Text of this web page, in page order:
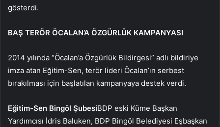
gösterdi.
BAŞ TERÖR ÖCALAN’A ÖZGÜRLÜK KAMPANYASI
2014 yılında “Öcalan’a Özgürlük Bildirgesi” adlı bildiriye
imza atan Eğitim-Sen, terör lideri Öcalan’ın serbest
bırakılması için başlatılan kampanyaya destek verdi.
Eğitim-Sen Bingöl ŞubesiBDP eski Küme Başkan
Yardımcısı İdris Baluken, BDP Bingöl Belediyesi Eşbaşkan